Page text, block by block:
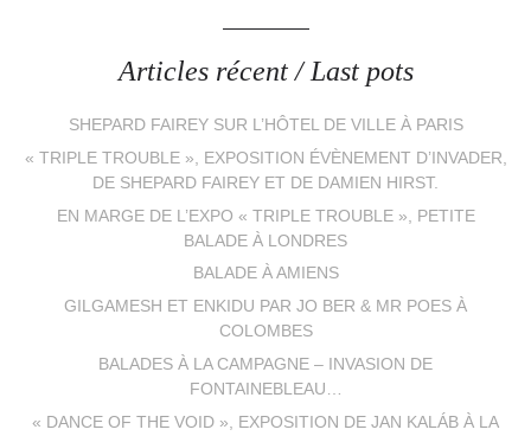
Articles récent / Last pots
SHEPARD FAIREY SUR L’HÔTEL DE VILLE À PARIS
« TRIPLE TROUBLE », EXPOSITION ÉVÈNEMENT D’INVADER,
DE SHEPARD FAIREY ET DE DAMIEN HIRST.
EN MARGE DE L’EXPO « TRIPLE TROUBLE », PETITE
BALADE À LONDRES
BALADE À AMIENS
GILGAMESH ET ENKIDU PAR JO BER & MR POES À
COLOMBES
BALADES À LA CAMPAGNE – INVASION DE
FONTAINEBLEAU…
« DANCE OF THE VOID », EXPOSITION DE JAN KALÁB À LA